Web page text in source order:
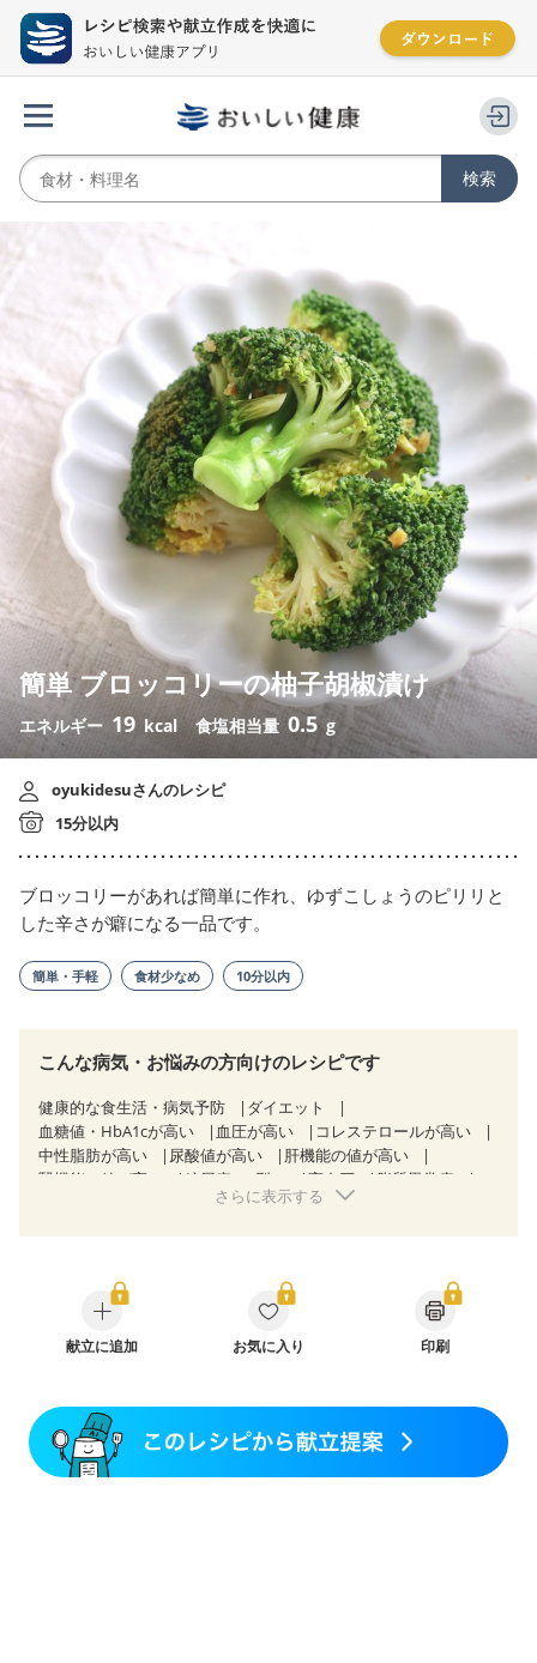
簡単 ブロッコリーの柚子胡椒漬け
エネルギー 19 kcal 食塩相当量 0.5 g
oyukidesuさんのレシピ
15分以内
ブロッコリーがあれば簡単に作れ、ゆずこしょうのピリリと
した辛さが癖になる一品です。
簡単・手軽 食材少なめ 10分以内
こんな病気・お悩みの方向けのレシピです
健康的な食生活・病気予防
ダイエット
血糖値・HbA1cが高い
血圧が高い
コレステロールが高い
中性脂肪が高い
尿酸値が高い
肝機能の値が高い
腎機能の値が高い
糖尿病（2型） 高血圧
脂質異常症
狭心症 心筋梗塞
糖尿病性腎症（第１期）
糖尿病性腎症（第２期）
糖尿病性腎症（第３期）
CKD（ステージ１）
CKD（ステージ２）
CKD（ステージ３a）
乳がん治療を終えた方・経過観察中の方など
飲み込みにくい
味の感じ方が変わった
産後（ミルク）
骨折
関節リウマチ
さらに表示する
献立に追加 お気に入り 印刷